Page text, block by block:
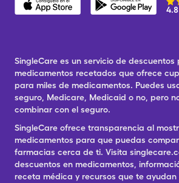
SingleCare es un servicio de descuentos
medicamentos recetados que ofrece
para miles de medicamentos. Puedes
seguro, Medicare, Medicaid o no, pero
combinar con el seguro.
SingleCare ofrece transparencia al
medicamentos para que puedas
farmacias cerca de ti. Visita
descuentos en medicamentos,
receta médica y recursos que te ayudan